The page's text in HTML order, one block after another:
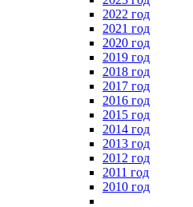
2022 год
2021 год
2020 год
2019 год
2018 год
2017 год
2016 год
2015 год
2014 год
2013 год
2012 год
2011 год
2010 год